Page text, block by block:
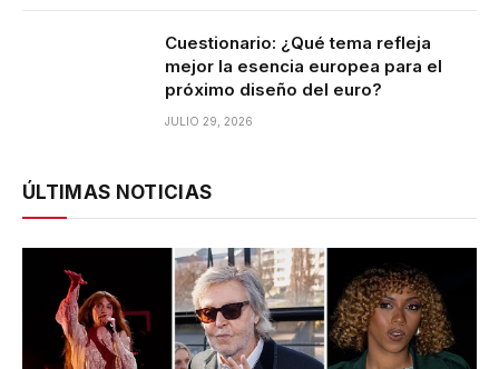
Cuestionario: ¿Qué tema refleja
mejor la esencia europea para el
próximo diseño del euro?
JULIO 29, 2026
ÚLTIMAS NOTICIAS